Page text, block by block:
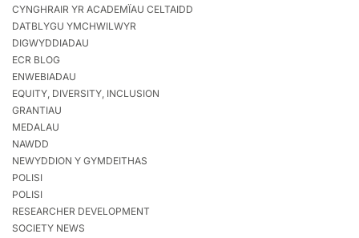
CYNGHRAIR YR ACADEMÏAU CELTAIDD
DATBLYGU YMCHWILWYR
DIGWYDDIADAU
ECR BLOG
ENWEBIADAU
EQUITY, DIVERSITY, INCLUSION
GRANTIAU
MEDALAU
NAWDD
NEWYDDION Y GYMDEITHAS
POLISI
POLISI
RESEARCHER DEVELOPMENT
SOCIETY NEWS